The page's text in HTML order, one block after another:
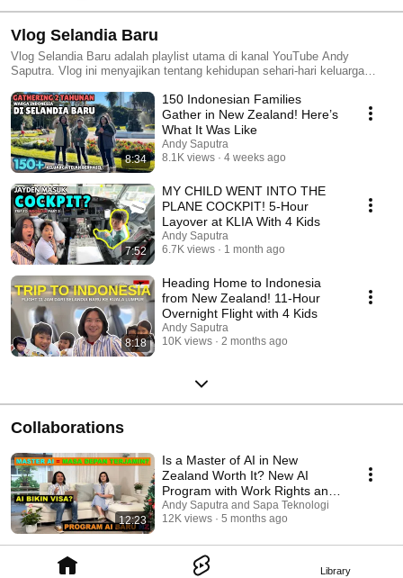
Library
Vlog Selandia Baru
Vlog Selandia Baru adalah playlist utama di kanal YouTube Andy
Saputra. Vlog ini menyajikan tentang kehidupan sehari-hari keluarga
kelucuan Jayden dan Jensen yang edukatif dan menarik untuk buah hati.
Playlist ini pada awalnya bernama NZ Life Vlog (New Zealand Life Vlog)
dari Maret 2018 hingga diubah menjadi Vlog Selandia Baru pada
November 2021. Jangan lupa klik Like, Comment, dan Subscribe jika
Anda menyukai video kita. Salam hangat, Keluarga Saputra
8:34
150 Indonesian Families
Gather in New Zealand! Here’s
What It Was Like
Andy Saputra
8.1K views
4 weeks ago
7:52
MY CHILD WENT INTO THE
PLANE COCKPIT! 5-Hour
Layover at KLIA With 4 Kids
Andy Saputra
6.7K views
1 month ago
8:18
Heading Home to Indonesia
from New Zealand! 11-Hour
Overnight Flight with 4 Kids
Andy Saputra
10K views
2 months ago
Collaborations
12:23
Is a Master of AI in New
Zealand Worth It? New AI
Program with Work Rights and
an Open Work Visa
Andy Saputra and Sapa Teknologi
12K views
5 months ago